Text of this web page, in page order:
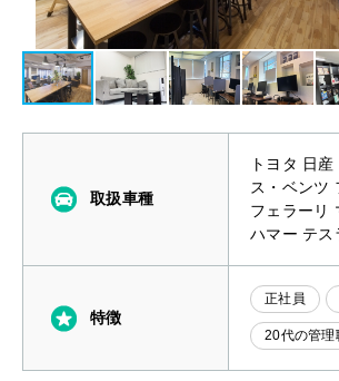
取扱車種
トヨタ 日
ス・ベンツ
フェラーリ
ハマー テス
特徴
正社員
20代の管理